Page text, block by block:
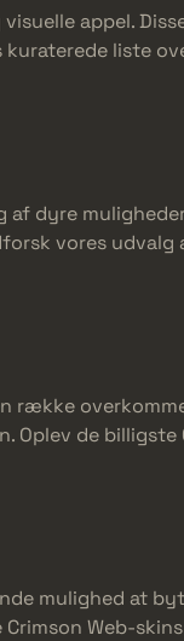
appel.
liste
dyre
vores udvalg
række
de billigste
mulighed at
Web-